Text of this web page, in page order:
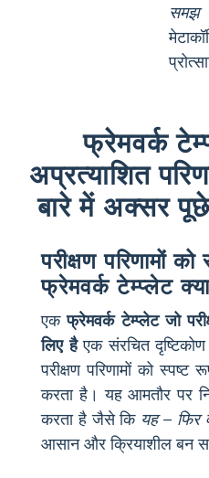
समझ
फ्रेमवर्क
अप्रत्याशित
बारे में अक्सर
परीक्षण परिणामों
फ्रेमवर्क टेम्प्लेट
एकफ्रेमवर्क टेम्प्लेट जो
लिए हैएक संरचित दृष्टिकोण
परीक्षण परिणामों को
करता है। यह आमतौर पर
करता है जैसे कि यह – फिर
आसान और क्रियाशील बन